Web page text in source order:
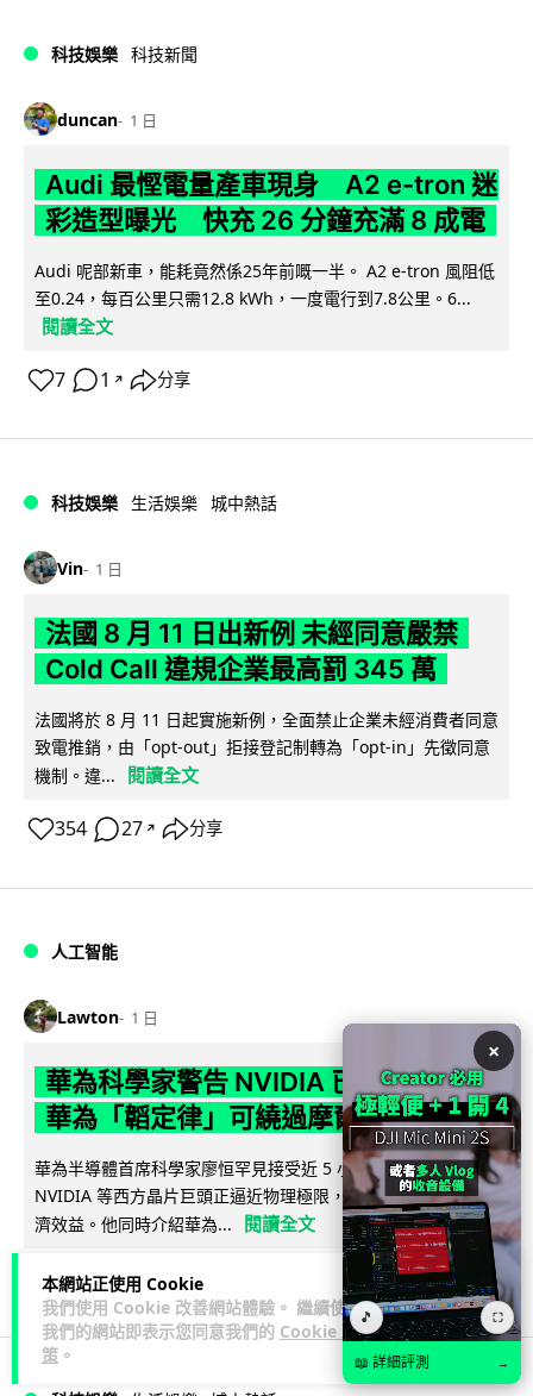
本網站正使用 Cookie
我們使用 Cookie 改善網站體驗。 繼續使用
我們的網站即表示您同意我們的 Cookie 政
策 。
科技娛樂 科技新聞
duncan 1 日
Audi 最慳電量產車現身 A2 e-tron 迷
彩造型曝光 快充 26 分鐘充滿 8 成電
Audi 呢部新車，能耗竟然係25年前嘅一半。 A2 e-tron 風阻低
至0.24，每百公里只需12.8 kWh，一度電行到7.8公里。6...
閱讀全文
7 1 ↗ 分享
科技娛樂 生活娛樂 城中熱話
Vin 1 日
法國 8 月 11 日出新例 未經同意嚴禁
Cold Call 違規企業最高罰 345 萬
法國將於 8 月 11 日起實施新例，全面禁止企業未經消費者同意
致電推銷，由「opt-out」拒接登記制轉為「opt-in」先徵同意
機制。違...
閱讀全文
354 27 ↗ 分享
人工智能
Lawton 1 日
華為科學家警告 NVIDIA 已近物理極限
華為「韜定律」可繞過摩爾定律瓶頸
華為半導體首席科學家廖恒罕見接受近 5 小時專訪，警告
NVIDIA 等西方晶片巨頭正逼近物理極限，傳統製程升級已失經
濟效益。他同時介紹華為...
閱讀全文
1,587 601↗
×
🎵 ⛶
📖 詳細評測 →